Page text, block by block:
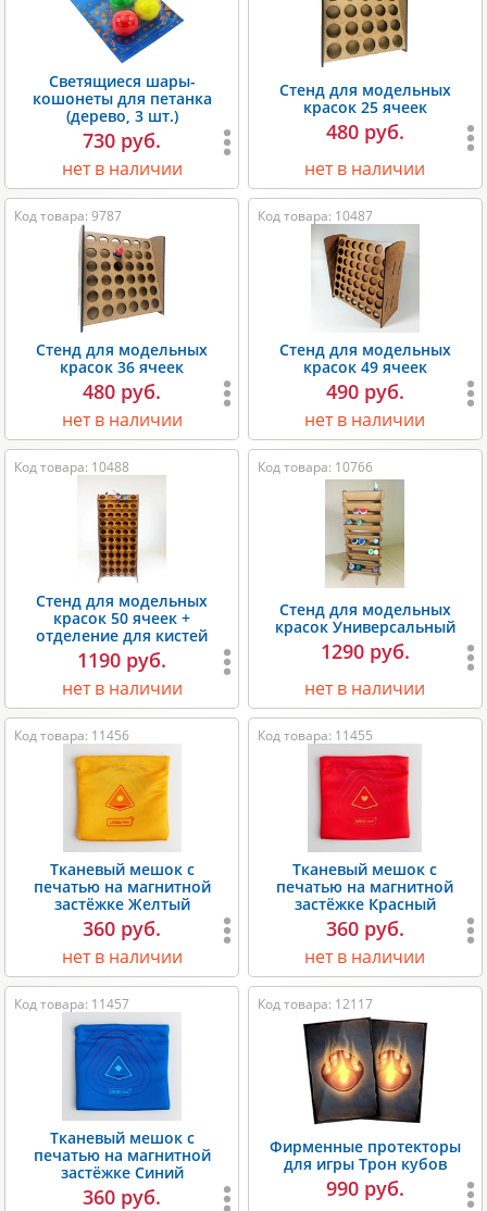
Светящиеся шары-
кошонеты для петанка
(дерево, 3 шт.)
730 руб.
нет в наличии
Стенд для модельных
красок 25 ячеек
480 руб.
нет в наличии
Код товара: 9787
Стенд для модельных
красок 36 ячеек
480 руб.
нет в наличии
Код товара: 10487
Стенд для модельных
красок 49 ячеек
490 руб.
нет в наличии
Код товара: 10488
Стенд для модельных
красок 50 ячеек +
отделение для кистей
1190 руб.
нет в наличии
Код товара: 10766
Стенд для модельных
красок Универсальный
1290 руб.
нет в наличии
Код товара: 11456
Тканевый мешок с
печатью на магнитной
застёжке Желтый
360 руб.
нет в наличии
Код товара: 11455
Тканевый мешок с
печатью на магнитной
застёжке Красный
360 руб.
нет в наличии
Код товара: 11457
Тканевый мешок с
печатью на магнитной
застёжке Синий
360 руб.
Код товара: 12117
Фирменные протекторы
для игры Трон кубов
990 руб.